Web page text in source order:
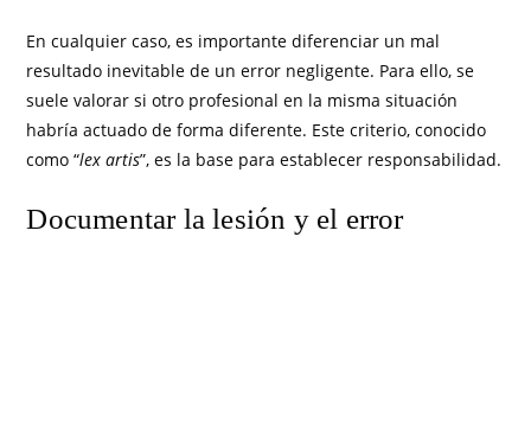
En cualquier caso, es importante diferenciar un mal
resultado inevitable de un error negligente. Para ello, se
suele valorar si otro profesional en la misma situación
habría actuado de forma diferente. Este criterio, conocido
como “lex artis”, es la base para establecer responsabilidad.
Documentar la lesión y el error